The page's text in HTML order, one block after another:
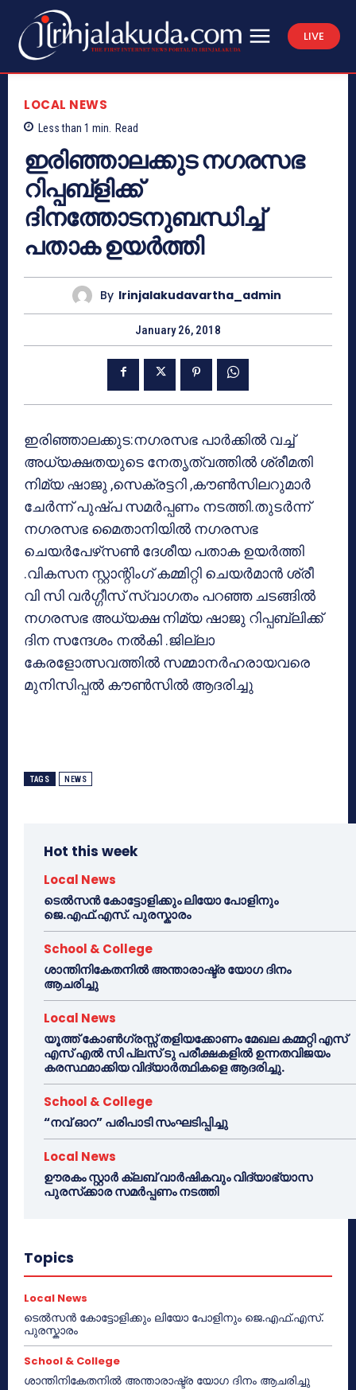
LIVE
LOCAL NEWS
Less than 1 min. Read
ഇരിഞ്ഞാലക്കുട നഗരസഭ
റിപ്പബ്‌ളിക്ക്
ദിനത്തോടനുബന്ധിച്ച്
പതാക ഉയര്‍ത്തി
By Irinjalakudavartha_admin
January 26, 2018
ഇരിഞ്ഞാലക്കുട:നഗരസഭ പാര്‍ക്കില്‍ വച്ച്
അധ്യക്ഷതയുടെ നേതൃത്വത്തില്‍ ശ്രീമതി
നിമ്യ ഷാജു ,സെക്രട്ടറി ,കൗണ്‍സിലറുമാര്‍
ചേര്‍ന്ന് പുഷ്പ സമര്‍പ്പണം നടത്തി.തുടര്‍ന്ന്
നഗരസഭ മൈതാനിയില്‍ നഗരസഭ
ചെയര്‍പേഴ്‌സണ്‍ ദേശീയ പതാക ഉയര്‍ത്തി
.വികസന സ്റ്റാന്റിംഗ് കമ്മിറ്റി ചെയര്‍മാന്‍ ശ്രീ
വി സി വര്‍ഗ്ഗീസ് സ്വാഗതം പറഞ്ഞ ചടങ്ങില്‍
നഗരസഭ അധ്യക്ഷ നിമ്യ ഷാജു റിപ്പബ്ലിക്ക്
ദിന സന്ദേശം നല്‍കി .ജില്ലാ
കേരളോത്സവത്തില്‍ സമ്മാനര്‍ഹരായവരെ
മുനിസിപ്പല്‍ കൗണ്‍സില്‍ ആദരിച്ചു
TAGS NEWS
Hot this week
Local News
ടെൽസൻ കോട്ടോളിക്കും ലിയോ പോളിനും
ജെ.എഫ്.എസ്. പുരസ്കാരം
School & College
ശാന്തിനികേതനിൽ അന്താരാഷ്ട്ര യോഗ ദിനം
ആചരിച്ചു
Local News
യൂത്ത് കോൺഗ്രസ്സ് തളിയക്കോണം മേഖല കമ്മറ്റി എസ്
എസ് എൽ സി പ്ലസ് ടു പരീക്ഷകളിൽ ഉന്നതവിജയം
കരസ്ഥമാക്കിയ വിദ്യാർത്ഥികളെ ആദരിച്ചു.
School & College
“നവ് ഓറ” പരിപാടി സംഘടിപ്പിച്ചു
Local News
ഊരകം സ്റ്റാർ ക്ലബ് വാർഷികവും വിദ്യാഭ്യാസ
പുരസ്‌ക്കാര സമർപ്പണം നടത്തി
Topics
Local News
ടെൽസൻ കോട്ടോളിക്കും ലിയോ പോളിനും ജെ.എഫ്.എസ്.
പുരസ്കാരം
School & College
ശാന്തിനികേതനിൽ അന്താരാഷ്ട്ര യോഗ ദിനം ആചരിച്ചു